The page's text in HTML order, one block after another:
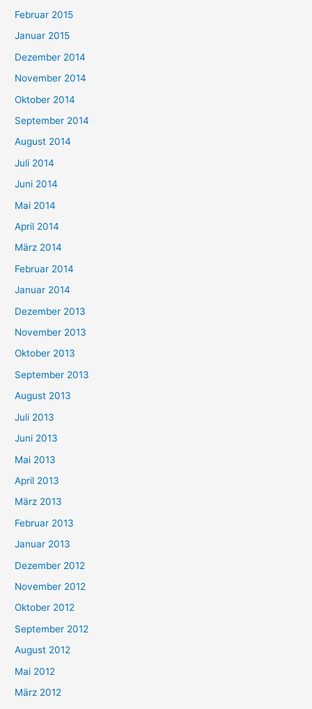
Februar 2015
Januar 2015
Dezember 2014
November 2014
Oktober 2014
September 2014
August 2014
Juli 2014
Juni 2014
Mai 2014
April 2014
März 2014
Februar 2014
Januar 2014
Dezember 2013
November 2013
Oktober 2013
September 2013
August 2013
Juli 2013
Juni 2013
Mai 2013
April 2013
März 2013
Februar 2013
Januar 2013
Dezember 2012
November 2012
Oktober 2012
September 2012
August 2012
Mai 2012
März 2012